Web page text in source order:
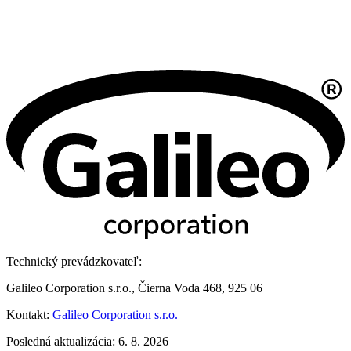
Technický prevádzkovateľ:
Galileo Corporation s.r.o., Čierna Voda 468, 925 06
Kontakt: Galileo Corporation s.r.o.
Posledná aktualizácia: 6. 8. 2026